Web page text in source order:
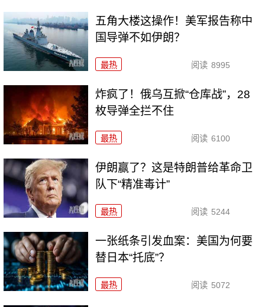
五角大楼这操作！美军报告称中
国导弹不如伊朗？
最热 阅读 8995
炸疯了！俄乌互掀“仓库战”，28
枚导弹全拦不住
最热 阅读 6100
伊朗赢了？这是特朗普给革命卫
队下“精准毒计”
最热 阅读 5244
一张纸条引发血案：美国为何要
替日本“托底”？
最热 阅读 5072